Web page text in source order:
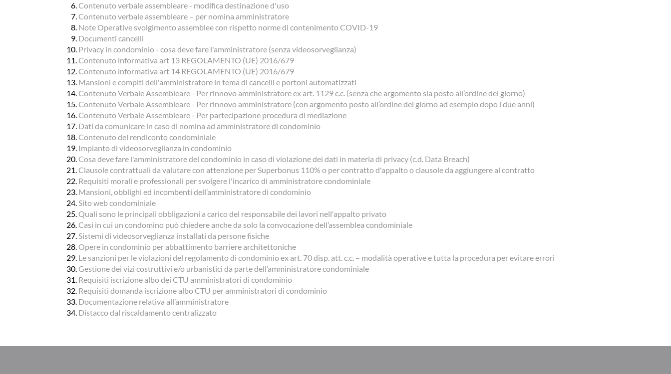
Contenuto verbale assembleare - modifica destinazione d'uso
Contenuto verbale assembleare – per nomina amministratore
Note Operative svolgimento assemblee con rispetto norme di contenimento COVID-19
Documenti cancelli
Privacy in condominio - cosa deve fare l'amministratore (senza videosorveglianza)
Contenuto informativa art 13 REGOLAMENTO (UE) 2016/679
Contenuto informativa art 14 REGOLAMENTO (UE) 2016/679
Mansioni e compiti dell'amministratore in tema di cancelli e portoni automatizzati
Contenuto Verbale Assembleare - Per rinnovo amministratore ex art. 1129 c.c. (senza che argomento sia posto all’ordine del giorno)
Contenuto Verbale Assembleare - Per rinnovo amministratore (con argomento posto all’ordine del giorno ad esempio dopo i due anni)
Contenuto Verbale Assembleare - Per partecipazione procedura di mediazione
Dati da comunicare in caso di nomina ad amministratore di condominio
Contenuto del rendiconto condominiale
Impianto di videosorveglianza in condominio
Cosa deve fare l'amministratore del condominio in caso di violazione dei dati in materia di privacy (c.d. Data Breach)
Clausole contrattuali da valutare con attenzione per Superbonus 110% o per contratto d'appalto o clausole da aggiungere al contratto
Requisiti morali e professionali per svolgere l'incarico di amministratore condominiale
Mansioni, obblighi ed incombenti dell’amministratore di condominio
Sito web condominiale
Quali sono le principali obbligazioni a carico del responsabile dei lavori nell'appalto privato
Casi in cui un condomino può chiedere anche da solo la convocazione dell’assemblea condominiale
Sistemi di videosorveglianza installati da persone fisiche
Opere in condominio per abbattimento barriere architettoniche
Le sanzioni per le violazioni del regolamento di condominio ex art. 70 disp. att. c.c. – modalità operative e tutta la procedura per evitare errori
Gestione dei vizi costruttivi e/o urbanistici da parte dell’amministratore condominiale
Requisiti iscrizione albo dei CTU amministratori di condominio
Requisiti domanda iscrizione albo CTU per amministratori di condominio
Documentazione relativa all’amministratore
Distacco dal riscaldamento centralizzato